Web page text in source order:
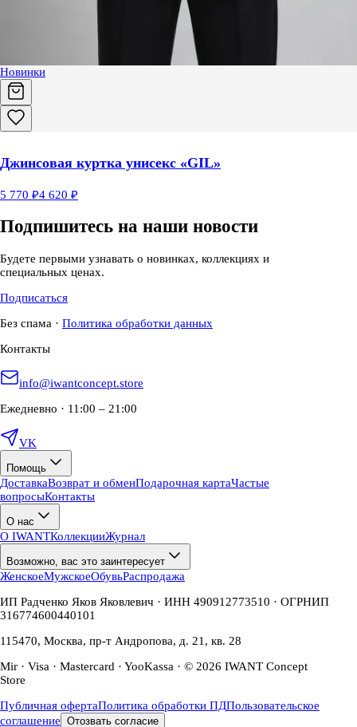
Новинки
Джинсовая куртка унисекс «GIL»
5 770 ₽4 620 ₽
Подпишитесь на наши новости
Будете первыми узнавать о новинках, коллекциях и
специальных ценах.
Подписаться
Без спама · Политика обработки данных
Контакты
info@iwantconcept.store
Ежедневно · 11:00 – 21:00
VK
Помощь
ДоставкаВозврат и обменПодарочная картаЧастые
вопросыКонтакты
О нас
О IWANTКоллекцииЖурнал
Возможно, вас это заинтересует
ЖенскоеМужскоеОбувьРаспродажа
ИП Радченко Яков Яковлевич · ИНН 490912773510 · ОГРНИП
316774600440101
115470, Москва, пр-т Андропова, д. 21, кв. 28
Mir · Visa · Mastercard · YooKassa · © 2026 IWANT Concept
Store
Публичная офертаПолитика обработки ПДПользовательское
соглашение Отозвать согласие